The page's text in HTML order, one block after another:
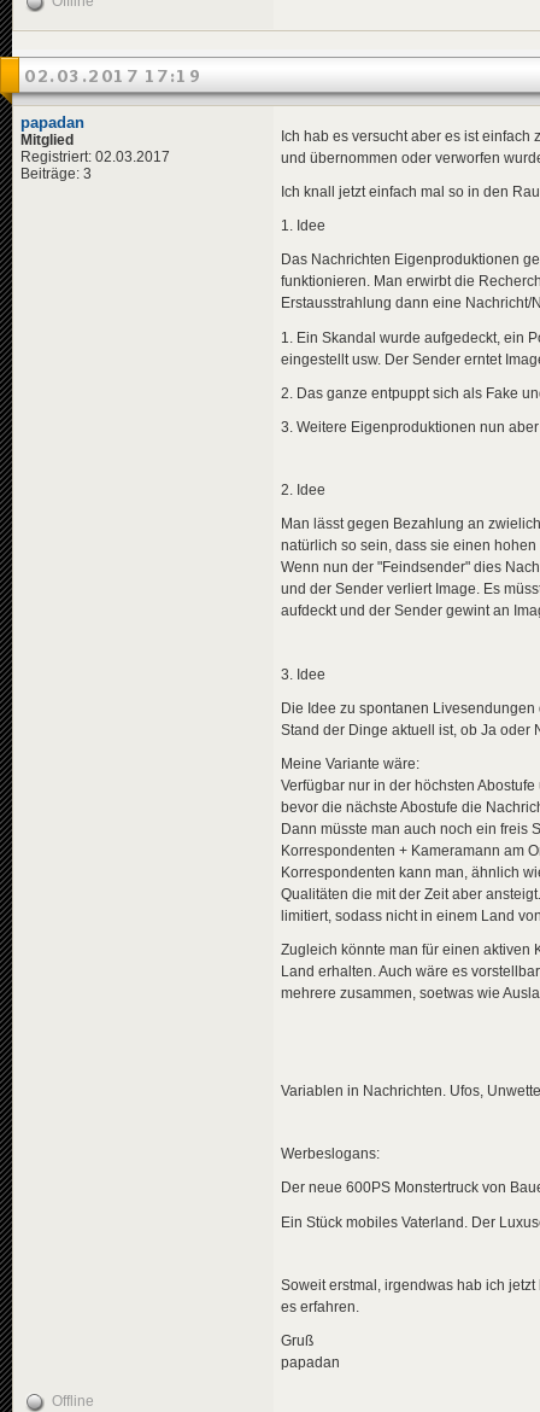
02.03.2017 17:19
papadan
Mitglied
Registriert: 02.03.2017
Beiträge: 3
Ich hab es versucht aber es ist
und übernommen oder verworfen
Ich knall jetzt einfach mal so in den
1. Idee
Das Nachrichten Eigenproduktionen
funktionieren. Man erwirbt die
Erstausstrahlung dann eine
1. Ein Skandal wurde aufgedeckt, ein
eingestellt usw. Der Sender erntet
2. Das ganze entpuppt sich als Fake
3. Weitere Eigenproduktionen nun
2. Idee
Man lässt gegen Bezahlung an
natürlich so sein, dass sie einen
Wenn nun der "Feindsender" dies
und der Sender verliert Image. Es
aufdeckt und der Sender gewint an
3. Idee
Die Idee zu spontanen
Stand der Dinge aktuell ist, ob Ja oder
Meine Variante wäre:
Verfügbar nur in der höchsten
bevor die nächste Abostufe die
Dann müsste man auch noch ein freis
Korrespondenten + Kameramann am
Korrespondenten kann man, ähnlich
Qualitäten die mit der Zeit aber
limitiert, sodass nicht in einem Land
Zugleich könnte man für einen aktiven
Land erhalten. Auch wäre es
mehrere zusammen, soetwas wie
Variablen in Nachrichten. Ufos,
Werbeslogans:
Der neue 600PS Monstertruck von
Ein Stück mobiles Vaterland. Der
Soweit erstmal, irgendwas hab ich
es erfahren.
Gruß
papadan
Offline